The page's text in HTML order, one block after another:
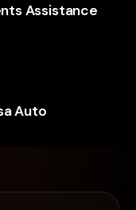
Assistance
Auto